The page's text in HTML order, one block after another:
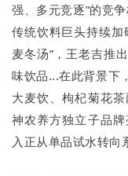
强、多元竞逐”的竞
传统饮料巨头持续加
麦冬汤”，王老吉推
味饮品...在此背景下
大麦饮、枸杞菊花
神农养方独立子品
入正从单品试水转向